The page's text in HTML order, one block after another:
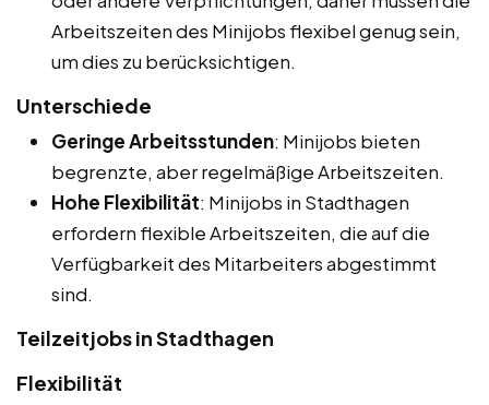
Arbeitszeiten des Minijobs flexibel genug sein,
um dies zu berücksichtigen.
Unterschiede
Geringe Arbeitsstunden: Minijobs bieten
begrenzte, aber regelmäßige Arbeitszeiten.
Hohe Flexibilität: Minijobs in Stadthagen
erfordern flexible Arbeitszeiten, die auf die
Verfügbarkeit des Mitarbeiters abgestimmt
sind.
Teilzeitjobs in Stadthagen
Flexibilität